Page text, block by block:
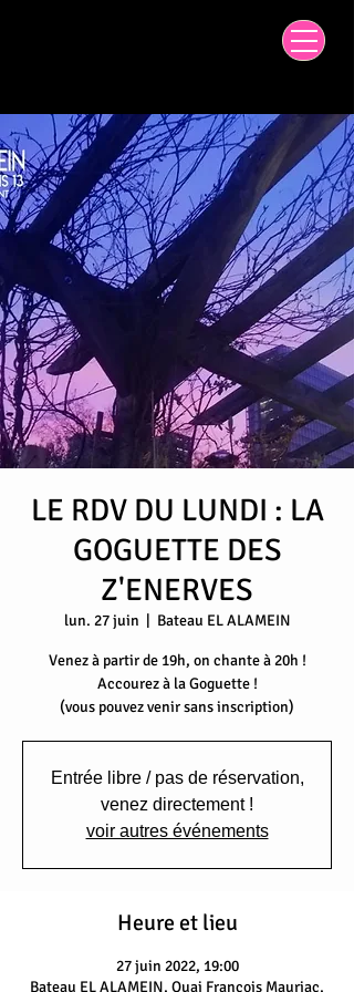
LE RDV DU LUNDI : LA
GOGUETTE DES
Z'ENERVES
lun. 27 juin
  |
Bateau EL ALAMEIN
Venez à partir de 19h, on chante à 20h !
Accourez à la Goguette !
(vous pouvez venir sans inscription)
Entrée libre / pas de réservation,
venez directement !
voir autres événements
Heure et lieu
27 juin 2022, 19:00
Bateau EL ALAMEIN, Quai François Mauriac,